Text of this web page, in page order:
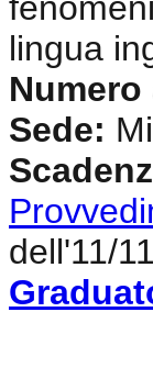
lingua
Sede:
dell'11/